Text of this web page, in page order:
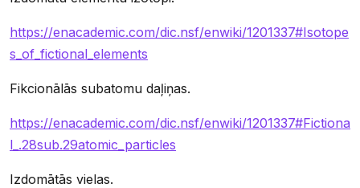
https://enacademic.com/dic.nsf/enwiki/1201337#Isotope
s_of_fictional_elements
Fikcionālās subatomu daļiņas.
https://enacademic.com/dic.nsf/enwiki/1201337#Fictiona
l_.28sub.29atomic_particles
Izdomātās vielas.